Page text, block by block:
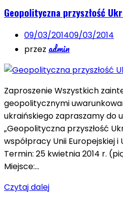
Geopolityczna przyszłość
09/03/201409/03/2014
przez admin
Zaproszenie Wszystkich
geopolitycznymi
ukraińskiego zapraszamy do
„Geopolityczna przyszłość
współpracy Unii Europejskiej i
Termin: 25 kwietnia 2014 r.
Miejsce:…
Czytaj dalej